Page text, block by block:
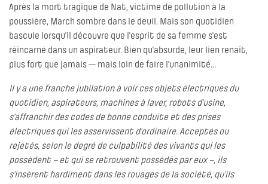
Après la mort tragique de Nat, victime de pollution à la
poussière, March sombre dans le deuil. Mais son quotidien
bascule lorsqu'il découvre que l'esprit de sa femme s'est
réincarné dans un aspirateur. Bien qu'absurde, leur lien renaît,
plus fort que jamais — mais loin de faire l'unanimité…
Il y a une franche jubilation à voir ces objets électriques du
quotidien, aspirateurs, machines à laver, robots d’usine,
s’affranchir des codes de bonne conduite et des prises
électriques qui les asservissent d’ordinaire. Acceptés ou
rejetés, selon le degré de culpabilité des vivants qui les
possèdent – et qui se retrouvent possédés par eux –, ils
s’insèrent hardiment dans les rouages de la société, qu’ils